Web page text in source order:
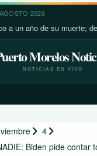
2026
su muerte; destaca su
Morelos
NOTICIAS EN VIVO
4
Biden pide contar